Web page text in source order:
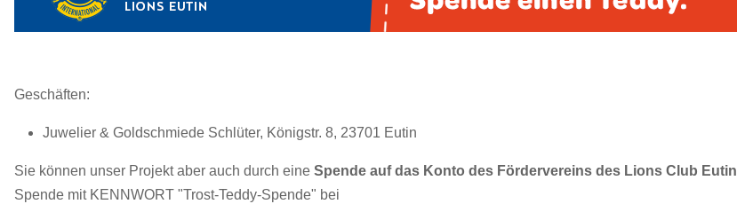
Geschäften:
Juwelier & Goldschmiede Schlüter, Königstr. 8, 23701 Eutin
Sie können unser Projekt aber auch durch eine Spende auf das Konto des Fördervereins des Lions Club Eutin
Spende mit KENNWORT "Trost-Teddy-Spende" bei